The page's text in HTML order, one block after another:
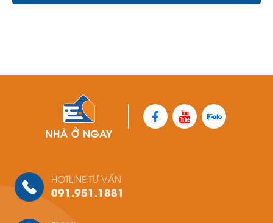
HOTLINE TƯ VẤN
091.951.1881